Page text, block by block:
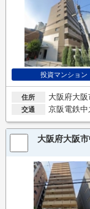
投資マンション
住所 大阪府大
交通 京阪電鉄
大阪府大阪